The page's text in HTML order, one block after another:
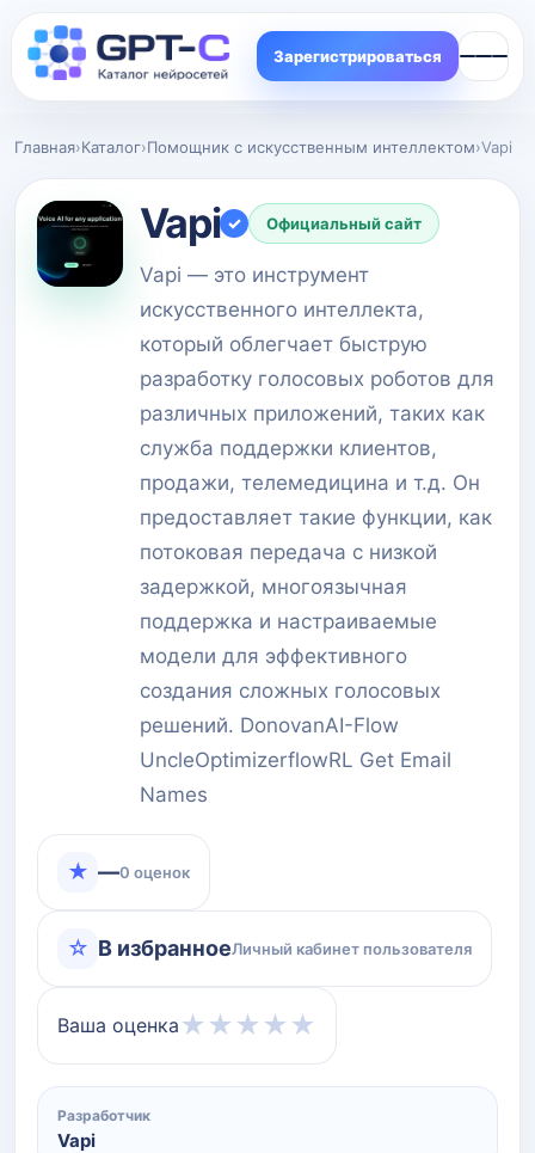
Зарегистрироваться
Главная›Каталог›Помощник с искусственным интеллектом›Vapi
Vapi ✓ Официальный сайт
Vapi — это инструмент
искусственного интеллекта,
который облегчает быструю
разработку голосовых роботов для
различных приложений, таких как
служба поддержки клиентов,
продажи, телемедицина и т.д. Он
предоставляет такие функции, как
потоковая передача с низкой
задержкой, многоязычная
поддержка и настраиваемые
модели для эффективного
создания сложных голосовых
решений. DonovanAI-Flow
UncleOptimizerflowRL Get Email
Names
★ —0 оценок
☆ В избранноеЛичный кабинет пользователя
Ваша оценка ★ ★ ★ ★ ★
Разработчик
Vapi